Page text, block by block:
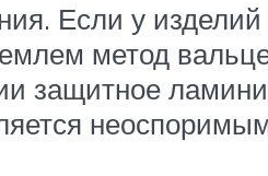
Если у
метод
защитное